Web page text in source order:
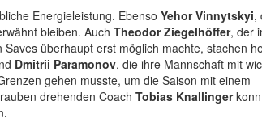
Energieleistung. Ebenso Yehor Vinnytskyi,
bleiben. Auch Theodor Ziegelhöffer, der
überhaupt erst möglich machte, stachen
Dmitrii Paramonov, die ihre Mannschaft mit
gehen musste, um die Saison mit einem
drehenden Coach Tobias Knallinger